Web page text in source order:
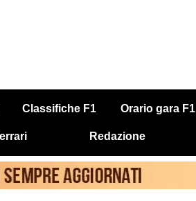
Classifiche F1 Orario gara F1
Redazione